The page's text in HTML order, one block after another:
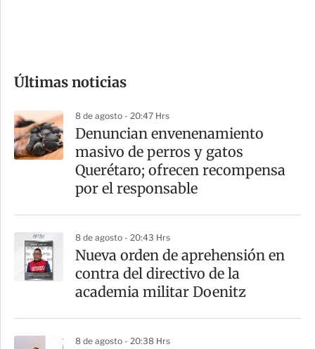
m
a
r
t
Últimas noticias
8 de agosto - 20:47 Hrs
Denuncian envenenamiento
masivo de perros y gatos
Querétaro; ofrecen recompensa
por el responsable
8 de agosto - 20:43 Hrs
Nueva orden de aprehensión en
contra del directivo de la
academia militar Doenitz
8 de agosto - 20:38 Hrs